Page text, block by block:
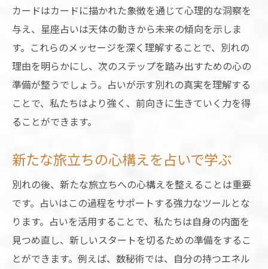
占いが示す癒しのメッセージ
心の痛みに寄り添う占いの力
占いを通じて未来を描く
運命を占いで読み解き新しい道を切り開く方法
占いで運命のヒントを得る
新しい道を進むための占いの指導
未来に向けた具体的な占いの利用法
新しい挑戦への心構えを占いで学ぶ
占いを通じて過去の別れから学ぶ再生のヒント
過去の別れを振り返る占いの力
占いが示す再生のステップ
カードはカードに描かれた象徴を通じて心理的な洞察を
与え、星座占いは天体の動きから未来の傾向を示しま
す。これらのメッセージを深く理解することで、別れの
理由を明らかにし、次のステップを踏み出すための心の
準備が整うでしょう。占いが示す別れの真実を理解する
ことで、私たちはより強く、前向きに生きていく力を得
ることができます。
新たな旅立ちの心構えを占いで学ぶ
別れの後、新たな旅立ちへの心構えを整えることは重要
です。占いはこの過程をサポートする強力なツールとな
ります。占いを活用することで、私たちは自身の内面を
見つめ直し、新しいスタートを切るための準備をするこ
とができます。例えば、数秘術では、自分の持つエネル